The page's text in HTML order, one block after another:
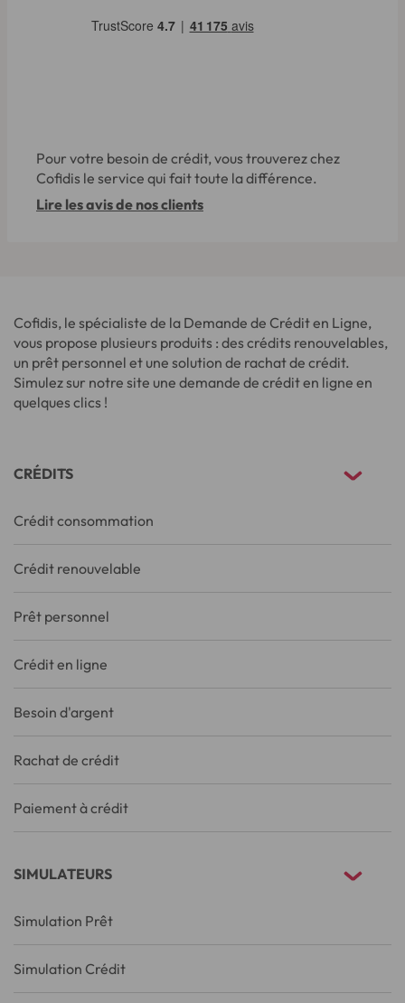
Pour votre besoin de crédit, vous trouverez chez
Cofidis le service qui fait toute la différence.
Lire les avis de nos clients
Cofidis, le spécialiste de la Demande de Crédit en Ligne,
vous propose plusieurs produits : des crédits renouvelables,
un prêt personnel et une solution de rachat de crédit.
Simulez sur notre site une demande de crédit en ligne en
quelques clics !
CRÉDITS
Crédit consommation
Crédit renouvelable
Prêt personnel
Crédit en ligne
Besoin d'argent
Rachat de crédit
Paiement à crédit
SIMULATEURS
Simulation Prêt
Simulation Crédit